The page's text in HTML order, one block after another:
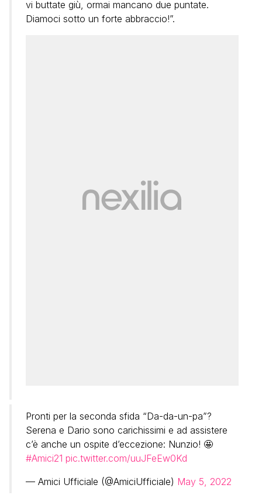
vi buttate giù, ormai mancano due puntate.
Diamoci sotto un forte abbraccio!”.
Pronti per la seconda sfida “Da-da-un-pa”?
Serena e Dario sono carichissimi e ad assistere
c’è anche un ospite d’eccezione: Nunzio! 🤩
#Amici21 pic.twitter.com/uuJFeEw0Kd
— Amici Ufficiale (@AmiciUfficiale) May 5, 2022